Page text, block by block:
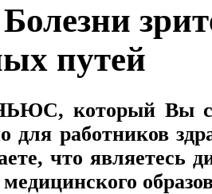
путей
, который Вы
для работников
что являетесь